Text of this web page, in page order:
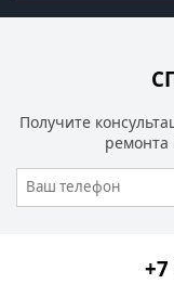
Получите
ремонта
+7